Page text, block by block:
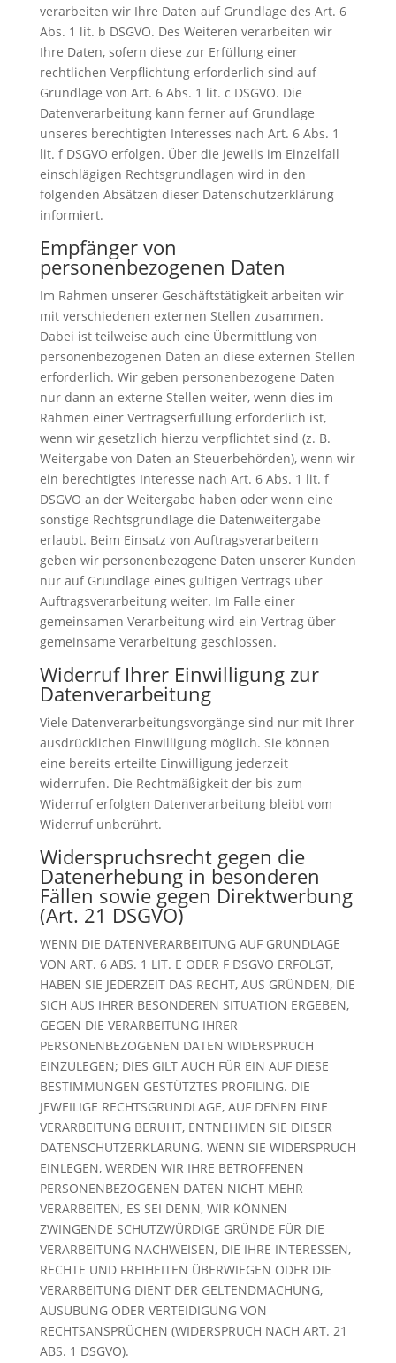
verarbeiten wir Ihre Daten auf Grundlage des Art. 6
Abs. 1 lit. b DSGVO. Des Weiteren verarbeiten wir
Ihre Daten, sofern diese zur Erfüllung einer
rechtlichen Verpflichtung erforderlich sind auf
Grundlage von Art. 6 Abs. 1 lit. c DSGVO. Die
Datenverarbeitung kann ferner auf Grundlage
unseres berechtigten Interesses nach Art. 6 Abs. 1
lit. f DSGVO erfolgen. Über die jeweils im Einzelfall
einschlägigen Rechtsgrundlagen wird in den
folgenden Absätzen dieser Datenschutzerklärung
informiert.
Empfänger von
personenbezogenen Daten
Im Rahmen unserer Geschäftstätigkeit arbeiten wir
mit verschiedenen externen Stellen zusammen.
Dabei ist teilweise auch eine Übermittlung von
personenbezogenen Daten an diese externen Stellen
erforderlich. Wir geben personenbezogene Daten
nur dann an externe Stellen weiter, wenn dies im
Rahmen einer Vertragserfüllung erforderlich ist,
wenn wir gesetzlich hierzu verpflichtet sind (z. B.
Weitergabe von Daten an Steuerbehörden), wenn wir
ein berechtigtes Interesse nach Art. 6 Abs. 1 lit. f
DSGVO an der Weitergabe haben oder wenn eine
sonstige Rechtsgrundlage die Datenweitergabe
erlaubt. Beim Einsatz von Auftragsverarbeitern
geben wir personenbezogene Daten unserer Kunden
nur auf Grundlage eines gültigen Vertrags über
Auftragsverarbeitung weiter. Im Falle einer
gemeinsamen Verarbeitung wird ein Vertrag über
gemeinsame Verarbeitung geschlossen.
Widerruf Ihrer Einwilligung zur
Datenverarbeitung
Viele Datenverarbeitungsvorgänge sind nur mit Ihrer
ausdrücklichen Einwilligung möglich. Sie können
eine bereits erteilte Einwilligung jederzeit
widerrufen. Die Rechtmäßigkeit der bis zum
Widerruf erfolgten Datenverarbeitung bleibt vom
Widerruf unberührt.
Widerspruchsrecht gegen die
Datenerhebung in besonderen
Fällen sowie gegen Direktwerbung
(Art. 21 DSGVO)
WENN DIE DATENVERARBEITUNG AUF GRUNDLAGE
VON ART. 6 ABS. 1 LIT. E ODER F DSGVO ERFOLGT,
HABEN SIE JEDERZEIT DAS RECHT, AUS GRÜNDEN, DIE
SICH AUS IHRER BESONDEREN SITUATION ERGEBEN,
GEGEN DIE VERARBEITUNG IHRER
PERSONENBEZOGENEN DATEN WIDERSPRUCH
EINZULEGEN; DIES GILT AUCH FÜR EIN AUF DIESE
BESTIMMUNGEN GESTÜTZTES PROFILING. DIE
JEWEILIGE RECHTSGRUNDLAGE, AUF DENEN EINE
VERARBEITUNG BERUHT, ENTNEHMEN SIE DIESER
DATENSCHUTZERKLÄRUNG. WENN SIE WIDERSPRUCH
EINLEGEN, WERDEN WIR IHRE BETROFFENEN
PERSONENBEZOGENEN DATEN NICHT MEHR
VERARBEITEN, ES SEI DENN, WIR KÖNNEN
ZWINGENDE SCHUTZWÜRDIGE GRÜNDE FÜR DIE
VERARBEITUNG NACHWEISEN, DIE IHRE INTERESSEN,
RECHTE UND FREIHEITEN ÜBERWIEGEN ODER DIE
VERARBEITUNG DIENT DER GELTENDMACHUNG,
AUSÜBUNG ODER VERTEIDIGUNG VON
RECHTSANSPRÜCHEN (WIDERSPRUCH NACH ART. 21
ABS. 1 DSGVO).